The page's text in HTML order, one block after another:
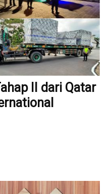
II dari Qatar